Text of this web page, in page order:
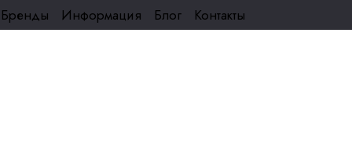
Бренды Информация Блог Контакты